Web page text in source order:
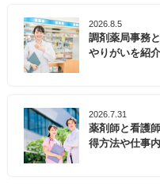
2026.8.5
調剤薬局事務
やりがいを紹介
2026.7.31
薬剤師と看護
得方法や仕事